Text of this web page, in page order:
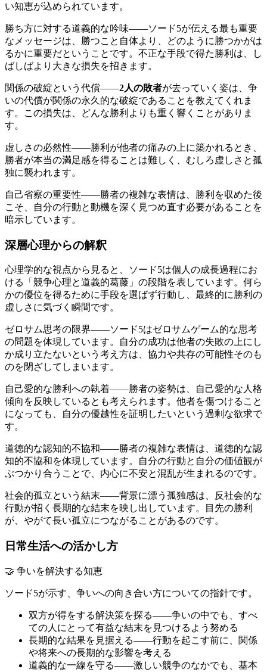
い知恵が込められています。
勝ち方に対する道義的な吟味——ソード5が伝える最も重要
なメッセージは、勝つこと自体より、どのように勝つかがは
るかに重要だということです。不正な手段で得た勝利は、し
ばしばより大きな損失を招きます。
関係の破綻という代償——2人の敗者が去っていく姿は、争
いの代償が関係の永久的な破綻であることを教えてくれま
す。この損失は、どんな勝利よりも重く響くことがありま
す。
虚しさの必然性——勝利が他者の痛みの上に築かれるとき、
勝者が本当の満足感を得ることは難しく、むしろ虚しさと孤
独に襲われます。
自己省察の重要性——勝者の複雑な表情は、勝利を収めた後
こそ、自分の行動と動機を深く見つめ直す必要があることを
暗示しています。
深層心理からの解釈
心理学的な視点から見ると、ソード5は個人の成長過程にお
ける「競争心理と道義的葛藤」の段階を表しています。何ら
かの優位を得るために手段を選ばず行動し、最終的に勝利の
虚しさに気づく瞬間です。
ゼロサム思考の限界——ソード5はゼロサムゲーム的な思考
の問題を体現しています。自分の成功は他者の失敗の上にし
か成り立たないという考え方は、協力や共存の可能性そのも
のを閉ざしてしまいます。
自己愛的な勝利への執着——勝者の姿勢は、自己愛的な人格
傾向を反映しているとも考えられます。他者を傷つけること
になっても、自分の優越性を証明したいという過剰な欲求で
す。
道徳的な認知的不協和——勝者の複雑な表情は、道徳的な認
知的不協和を体現しています。自分の行動と自分の価値観が
ぶつかり合うことで、内心に不安と混乱が生まれるのです。
社会的孤立という結末——背景に漂う孤独感は、反社会的な
行動が招く長期的な結末を映し出しています。目先の勝利
が、やがて長い孤立につながることがあるのです。
日常生活への活かし方
🤝 争いを解決する知恵
ソード5が示す、争いへの向き合い方についての指針です。
双方が得をする解決策を探る——争いの中でも、すべ
ての人にとって有益な結末を見つけるよう努める
長期的な結果を見据える——行動を起こす前に、関係
や将来への長期的な影響を考える
道義的な一線を守る——激しい競争のなかでも、基本